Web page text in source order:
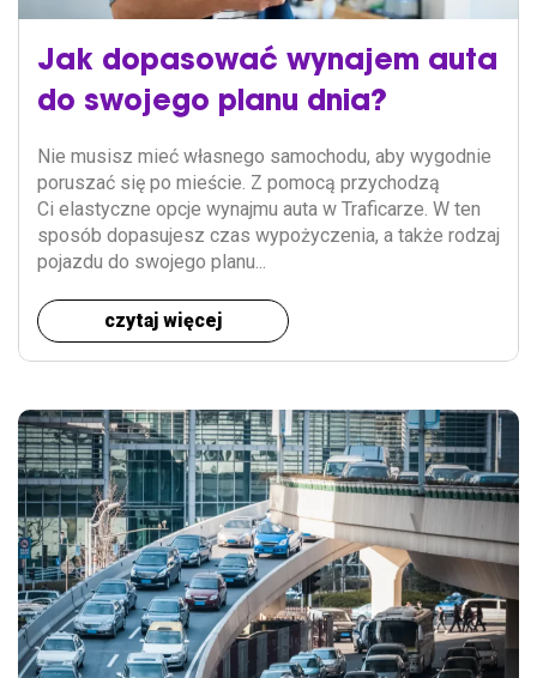
Promocje i aktualności
Flota
Samochody osobowe i dostawcze
Więcej
Kanał nadawczy
Blog
Pomoc
Jak dopasować wynajem auta
do swojego planu dnia?
Nie musisz mieć własnego samochodu, aby wygodnie
poruszać się po mieście. Z pomocą przychodzą
Ci elastyczne opcje wynajmu auta w Traficarze. W ten
sposób dopasujesz czas wypożyczenia, a także rodzaj
pojazdu do swojego planu...
czytaj więcej